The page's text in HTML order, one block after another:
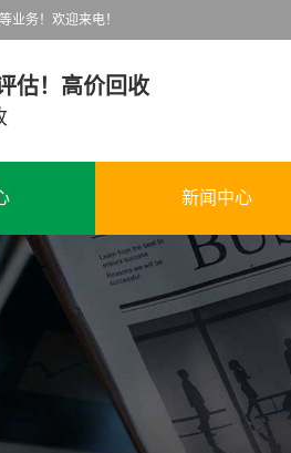
业务！欢迎来电！
估！高价回收
新闻中心